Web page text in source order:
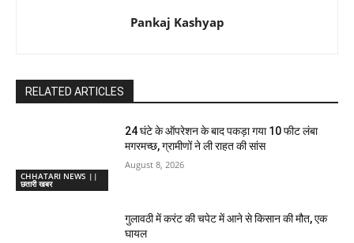
Pankaj Kashyap
RELATED ARTICLES
CHHATARI NEWS ||
छतारी खबर
24 घंटे के ऑपरेशन के बाद पकड़ा गया 10 फीट लंबा
मगरमच्छ, ग्रामीणों ने ली राहत की सांस
August 8, 2026
गुलावठी में करंट की चपेट में आने से किसान की मौत, एक
घायल